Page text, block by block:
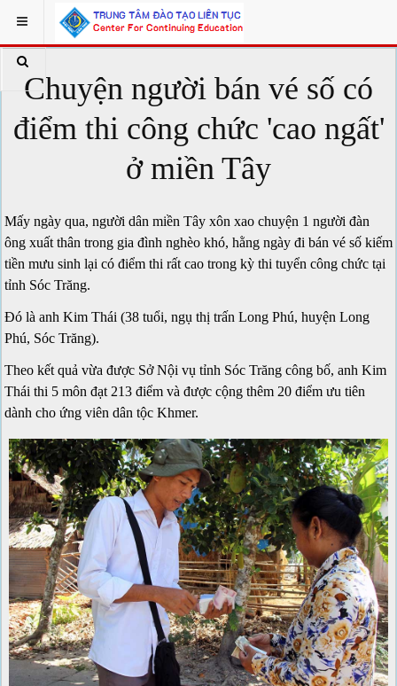
Chuyện người bán vé số có
điểm thi công chức 'cao ngất'
ở miền Tây
Mấy ngày qua, người dân miền Tây xôn xao chuyện 1 người đàn
ông xuất thân trong gia đình nghèo khó, hằng ngày đi bán vé số kiếm
tiền mưu sinh lại có điểm thi rất cao trong kỳ thi tuyển công chức tại
tỉnh Sóc Trăng.
Đó là anh Kim Thái (38 tuổi, ngụ thị trấn Long Phú, huyện Long
Phú, Sóc Trăng).
Theo kết quả vừa được Sở Nội vụ tỉnh Sóc Trăng công bố, anh Kim
Thái thi 5 môn đạt 213 điểm và được cộng thêm 20 điểm ưu tiên
dành cho ứng viên dân tộc Khmer.